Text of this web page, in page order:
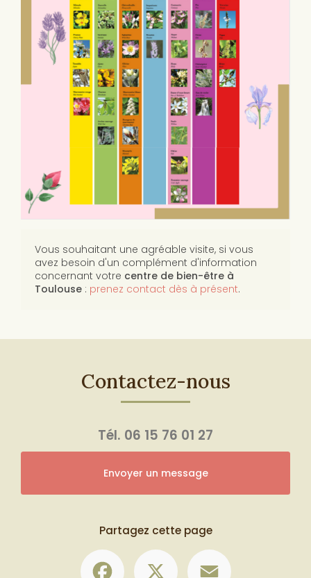
Vous souhaitant une agréable visite, si vous
avez besoin d'un complément d'information
concernant votre centre de bien-être à
Toulouse : prenez contact dès à présent.
Contactez-nous
Tél. 06 15 76 01 27
Envoyer un message
Partagez cette page
Facebook